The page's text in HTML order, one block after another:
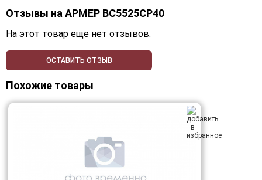
Отзывы на АРМЕР ВС5525СР40
На этот товар еще нет отзывов.
ОСТАВИТЬ ОТЗЫВ
Похожие товары